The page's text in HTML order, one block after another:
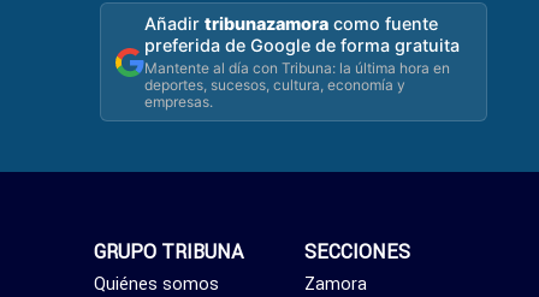
Añadirtribunazamora como fuente
preferida de Google de forma gratuita
Mantente al día con Tribuna: la última hora en
deportes, sucesos, cultura, economía y
empresas.
SECCIONES
Zamora
GRUPO TRIBUNA
Quiénes somos